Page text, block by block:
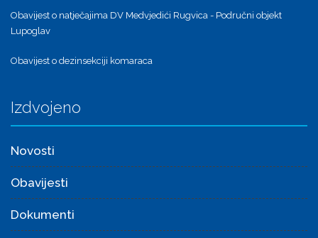
Obavijest o natječajima DV Medvjedići Rugvica - Područni objekt
Lupoglav
Obavijest o dezinsekciji komaraca
Izdvojeno
Novosti
Obavijesti
Dokumenti